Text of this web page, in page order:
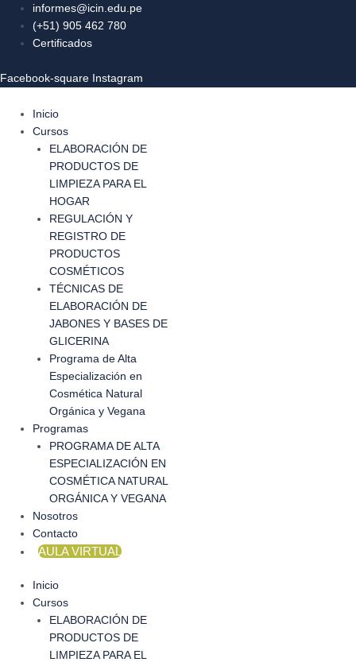
contenido
informes@icin.edu.pe
(+51) 905 462 780
Certificados
Facebook-square Instagram
Inicio
Cursos
ELABORACIÓN DE
PRODUCTOS DE
LIMPIEZA PARA EL
HOGAR
REGULACIÓN Y
REGISTRO DE
PRODUCTOS
COSMÉTICOS
TÉCNICAS DE
ELABORACIÓN DE
JABONES Y BASES DE
GLICERINA
Programa de Alta
Especialización en
Cosmética Natural
Orgánica y Vegana
Programas
PROGRAMA DE ALTA
ESPECIALIZACIÓN EN
COSMÉTICA NATURAL
ORGÁNICA Y VEGANA
Nosotros
Contacto
AULA VIRTUAL
Inicio
Cursos
ELABORACIÓN DE
PRODUCTOS DE
LIMPIEZA PARA EL
Navegación
entradas